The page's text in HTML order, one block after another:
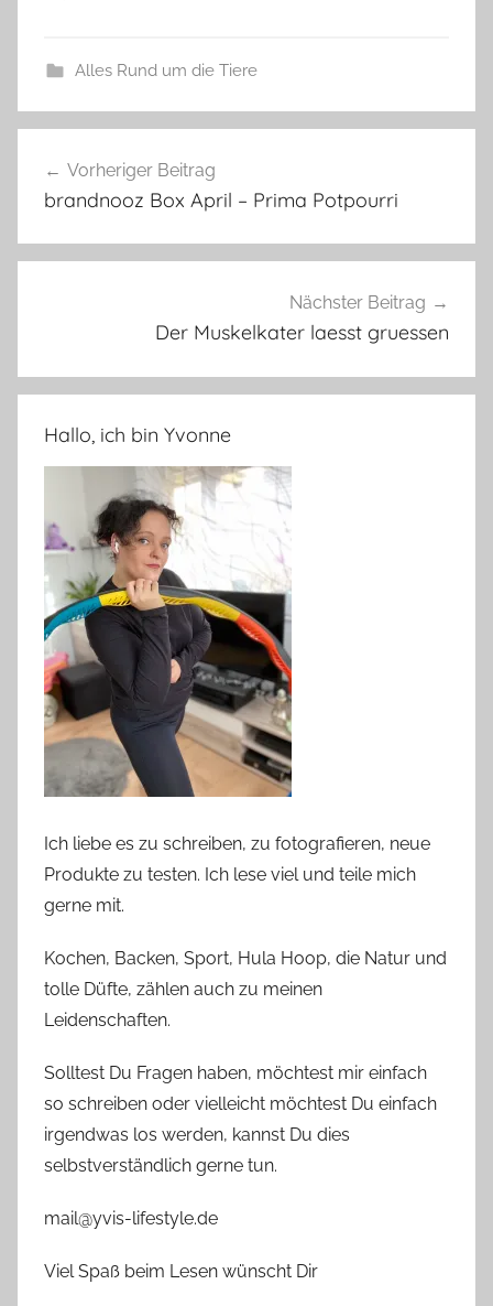
Alles Rund um die Tiere
Vorheriger Beitrag
brandnooz Box April – Prima Potpourri
Nächster Beitrag
Der Muskelkater laesst gruessen
Hallo, ich bin Yvonne
Ich liebe es zu schreiben, zu fotografieren, neue
Produkte zu testen. Ich lese viel und teile mich
gerne mit.
Kochen, Backen, Sport, Hula Hoop, die Natur und
tolle Düfte, zählen auch zu meinen
Leidenschaften.
Solltest Du Fragen haben, möchtest mir einfach
so schreiben oder vielleicht möchtest Du einfach
irgendwas los werden, kannst Du dies
selbstverständlich gerne tun.
mail@yvis-lifestyle.de
Viel Spaß beim Lesen wünscht Dir